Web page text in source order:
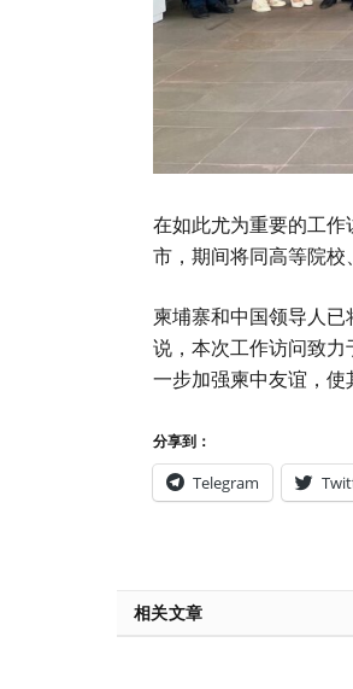
在如此尤为重要的工
市，期间将同高等院
柬埔寨和中国领导人
说，本次工作访问致
一步加强柬中友谊，使
分享到：
Telegram
相关文章